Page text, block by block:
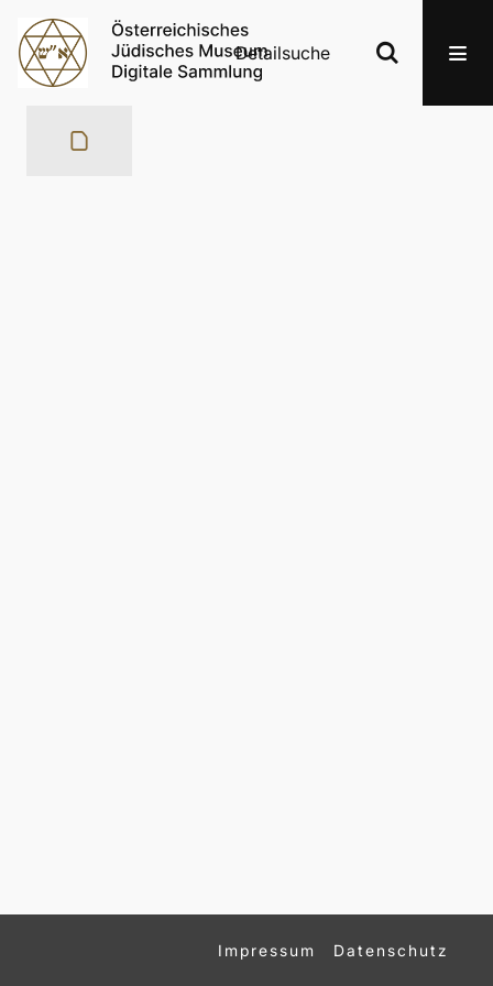
Detailsuche
Impressum Datenschutz